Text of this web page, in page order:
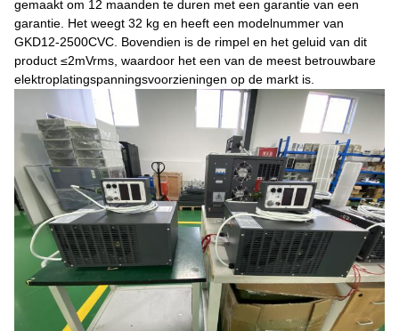
gemaakt om 12 maanden te duren met een garantie van een
garantie. Het weegt 32 kg en heeft een modelnummer van
GKD12-2500CVC. Bovendien is de rimpel en het geluid van dit
product ≤2mVrms, waardoor het een van de meest betrouwbare
elektroplatingspanningsvoorzieningen op de markt is.